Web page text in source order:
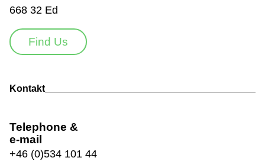
668 32 Ed
Find Us
Kontakt
Telephone &
e-mail
+46 (0)534 101 44